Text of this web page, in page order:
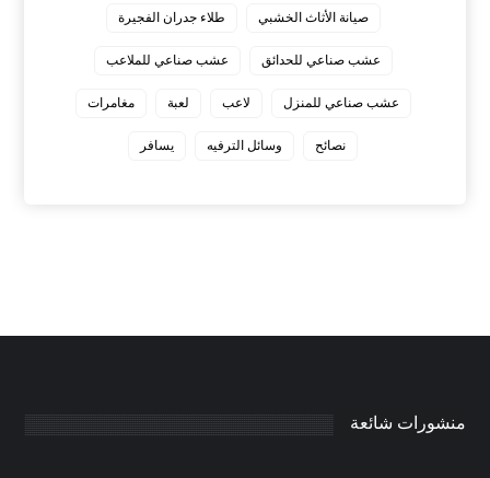
صيانة الأثاث الخشبي طلاء جدران الفجيرة
عشب صناعي للحدائق عشب صناعي للملاعب
عشب صناعي للمنزل لاعب لعبة مغامرات
نصائح وسائل الترفيه يسافر
منشورات شائعة